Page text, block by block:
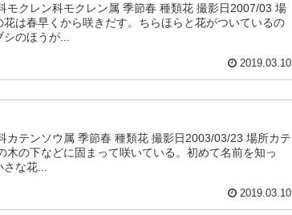
モクレン科モクレン属 季節春 種類花 撮影日2007/03 場
は春早くから咲きだす。ちらほらと花がついているの
のほうが...
2019.03.10
カテンソウ属 季節春 種類花 撮影日2003/03/23 場所カテ
木の下などに固まって咲いている。初めて名前を知っ
な花...
2019.03.10